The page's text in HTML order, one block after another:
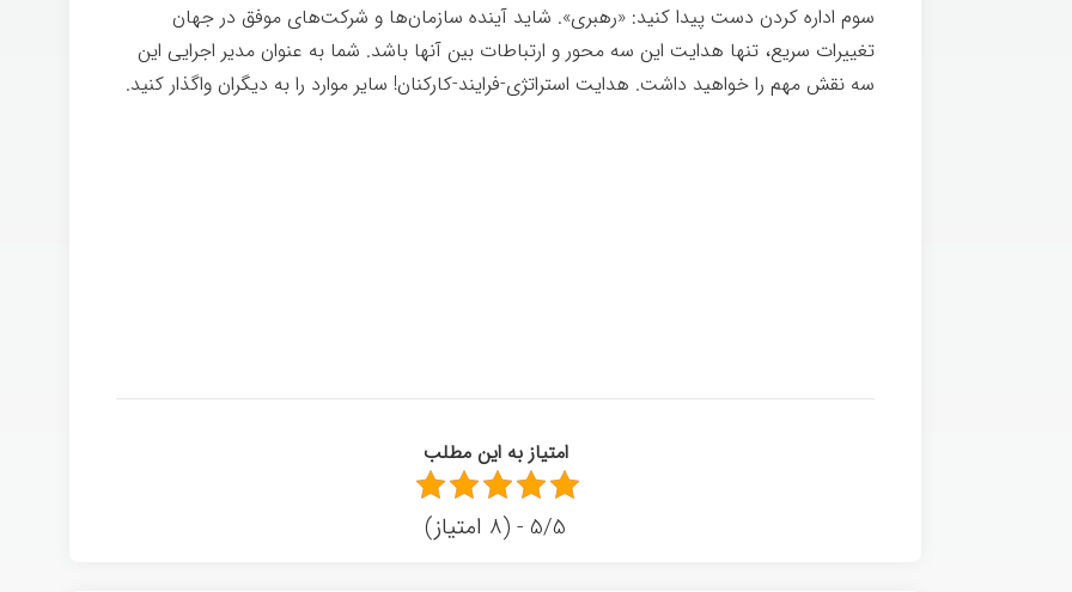
سوم اداره کردن دست پیدا کنید: «رهبری». شاید آینده سازمان‌ها و شرکت‌های موفق در جهان
تغییرات سریع، تنها هدایت این سه محور و ارتباطات بین آنها باشد. شما به عنوان مدیر اجرایی این
سه نقش مهم را خواهید داشت. هدایت استراتژی-فرایند-کارکنان! سایر موارد را به دیگران واگذار کنید.
امتیاز به این مطلب
5/5 - (8 امتیاز)